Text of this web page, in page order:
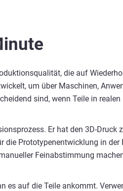
die auf
um über Maschinen,
sind, wenn Teile in
Er hat den 3D-Druck
Prototypenentwicklung in der
Feinabstimmung
es auf die Teile ankommt.